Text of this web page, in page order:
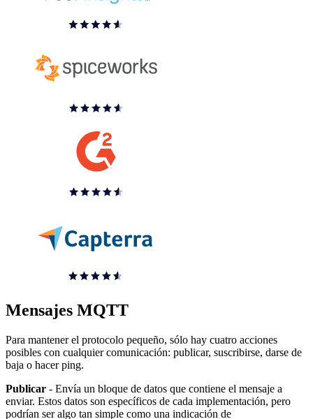
Mensajes MQTT
Para mantener el protocolo pequeño, sólo hay cuatro acciones
posibles con cualquier comunicación: publicar, suscribirse, darse de
baja o hacer ping.
Publicar - Envía un bloque de datos que contiene el mensaje a
enviar. Estos datos son específicos de cada implementación, pero
podrían ser algo tan simple como una indicación de